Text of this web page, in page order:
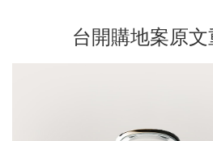
台開購地案原